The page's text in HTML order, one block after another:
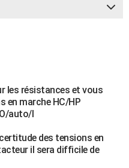
les résistances et vous
en marche HC/HP
auto/I
des tensions en
il sera difficile de